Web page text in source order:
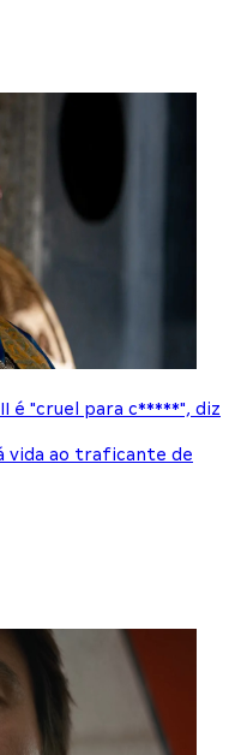
é "cruel para c*****", diz
vida ao traficante de